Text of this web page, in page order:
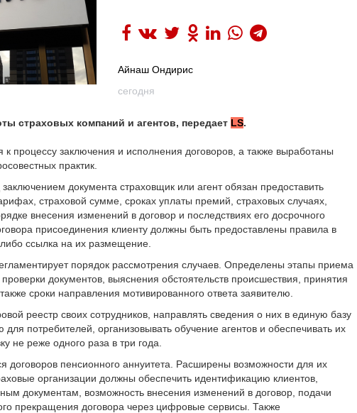
Айнаш Ондирис
сегодня
страховых компаний и агентов, передает LS.
к процессу заключения и исполнения договоров, а также выработаны
практик.
документа страховщик или агент обязан предоставить
страховой сумме, сроках уплаты премий, страховых случаях,
внесения изменений в договор и последствиях его досрочного
присоединения клиенту должны быть предоставлены правила в
ссылка на их размещение.
порядок рассмотрения случаев. Определены этапы приема
документов, выяснения обстоятельств происшествия, принятия
сроки направления мотивированного ответа заявителю.
реестр своих сотрудников, направлять сведения о них в единую базу
потребителей, организовывать обучение агентов и обеспечивать их
не реже одного раза в три года.
договоров пенсионного аннуитета. Расширены возможности для их
организации должны обеспечить идентификацию клиентов,
документам, возможность внесения изменений в договор, подачи
прекращения договора через цифровые сервисы. Также